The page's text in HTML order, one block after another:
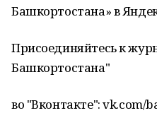
Башкортостана» в
Присоединяйтесь к
Башкортостана"
во "Вконтакте": vk.com/